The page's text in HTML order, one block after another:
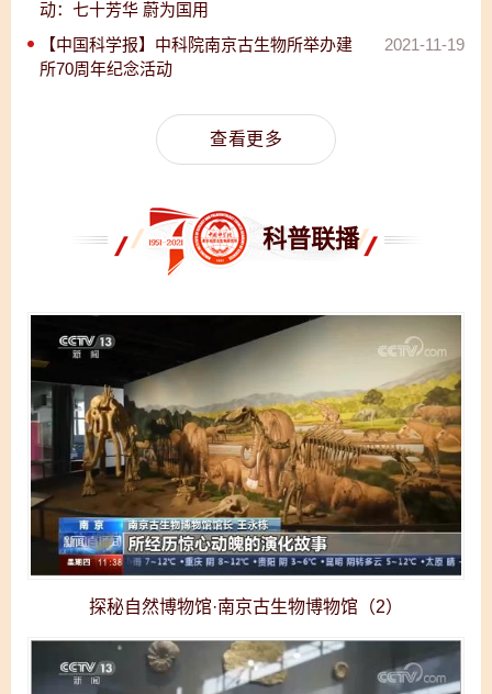
动：七十芳华 蔚为国用
【中国科学报】中科院南京古生物所举办建
所70周年纪念活动
2021-11-19
查看更多
科普联播
探秘自然博物馆·南京古生物博物馆（2）